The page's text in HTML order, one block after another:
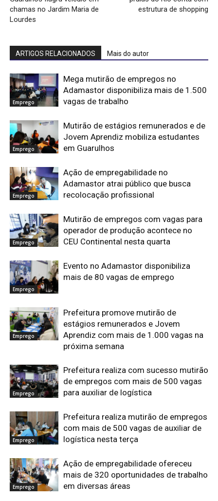
chamas no Jardim Maria de
Lourdes
estrutura de shopping
ARTIGOS RELACIONADOS Mais do autor
Emprego
Mega mutirão de empregos no
Adamastor disponibiliza mais de 1.500
vagas de trabalho
Emprego
Mutirão de estágios remunerados e de
Jovem Aprendiz mobiliza estudantes
em Guarulhos
Emprego
Ação de empregabilidade no
Adamastor atrai público que busca
recolocação profissional
Emprego
Mutirão de empregos com vagas para
operador de produção acontece no
CEU Continental nesta quarta
Emprego
Evento no Adamastor disponibiliza
mais de 80 vagas de emprego
Emprego
Prefeitura promove mutirão de
estágios remunerados e Jovem
Aprendiz com mais de 1.000 vagas na
próxima semana
Emprego
Prefeitura realiza com sucesso mutirão
de empregos com mais de 500 vagas
para auxiliar de logística
Emprego
Prefeitura realiza mutirão de empregos
com mais de 500 vagas de auxiliar de
logística nesta terça
Emprego
Ação de empregabilidade ofereceu
mais de 320 oportunidades de trabalho
em diversas áreas